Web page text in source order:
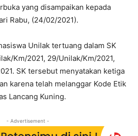
yang disampaikan kepada
Rabu, (24/02/2021).
Unilak tertuang dalam SK
Km/2021, 29/Unilak/Km/2021,
SK tersebut menyatakan ketiga
karena telah melanggar Kode Etik
Lancang Kuning.
- Advertisement -